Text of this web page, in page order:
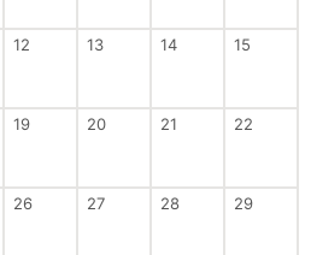
12 13 14 15
19 20 21 22
26 27 28 29